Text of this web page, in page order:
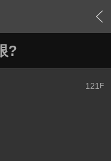
› 內容
?
121 F